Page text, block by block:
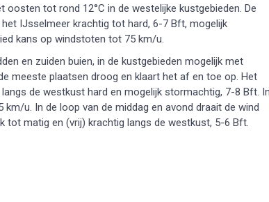
oosten tot rond 12°C in de westelijke kustgebieden. De
IJsselmeer krachtig tot hard, 6-7 Bft, mogelijk
kans op windstoten tot 75 km/u.
en zuiden buien, in de kustgebieden mogelijk met
meeste plaatsen droog en klaart het af en toe op. Het
de westkust hard en mogelijk stormachtig, 7-8 Bft.
u. In de loop van de middag en avond draait de wind
matig en (vrij) krachtig langs de westkust, 5-6 Bft.